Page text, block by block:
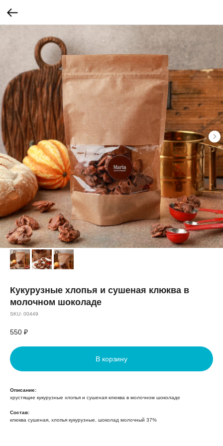
Кукурузные хлопья и сушеная клюква в
молочном шоколаде
SKU: 00449
550 ₽
В корзину
Описание:
хрустящие кукурузные хлопья и сушеная клюква в молочном шоколаде
Состав:
клюква сушеная, хлопья кукурузные, шоколад молочный 37%